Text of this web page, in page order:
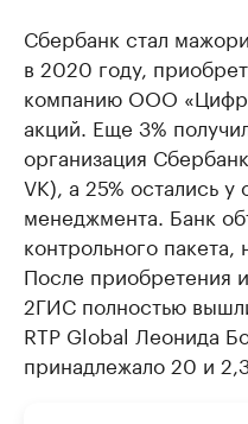
Сбербанк стал
в 2020 году,
компанию ООО
акций. Еще 3%
организация
VK), а 25% остались у
менеджмента. Банк
контрольного
После приобретения
2ГИС полностью
RTP Global Леонида
принадлежало 20 и